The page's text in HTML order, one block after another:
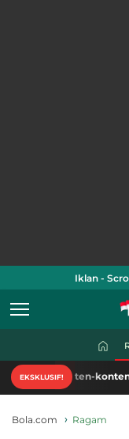
Iklan -
EKSKLUSIF!
konten Piala Dunia
Bola.com Ragam